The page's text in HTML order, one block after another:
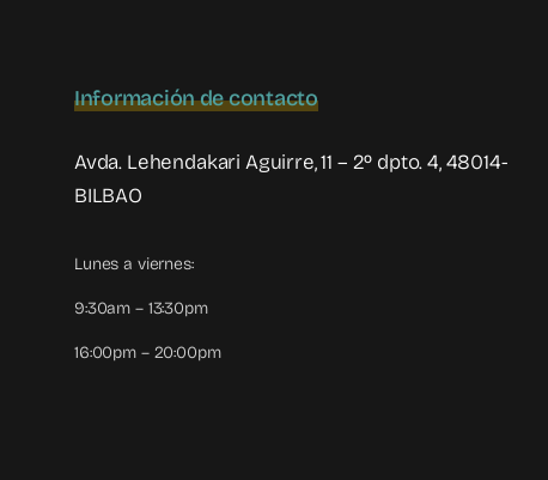
Información de contacto
Avda. Lehendakari Aguirre, 11 – 2º dpto. 4, 48014-
BILBAO
Lunes a viernes:
9:30am – 13:30pm
16:00pm – 20:00pm